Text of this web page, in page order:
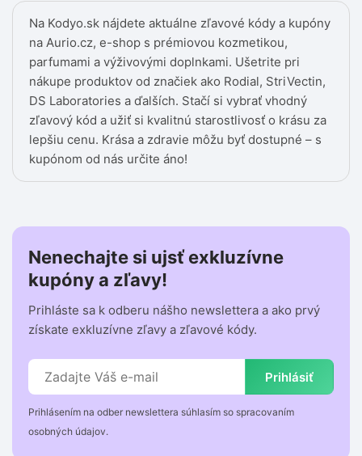
Na Kodyo.sk nájdete aktuálne zľavové kódy a kupóny
na Aurio.cz, e-shop s prémiovou kozmetikou,
parfumami a výživovými doplnkami. Ušetrite pri
nákupe produktov od značiek ako Rodial, StriVectin,
DS Laboratories a ďalších. Stačí si vybrať vhodný
zľavový kód a užiť si kvalitnú starostlivosť o krásu za
lepšiu cenu. Krása a zdravie môžu byť dostupné – s
kupónom od nás určite áno!
Nenechajte si ujsť exkluzívne
kupóny a zľavy!
Prihláste sa k odberu nášho newslettera a ako prvý
získate exkluzívne zľavy a zľavové kódy.
Prihlásiť
Prihlásením na odber newslettera súhlasím so spracovaním
osobných údajov.